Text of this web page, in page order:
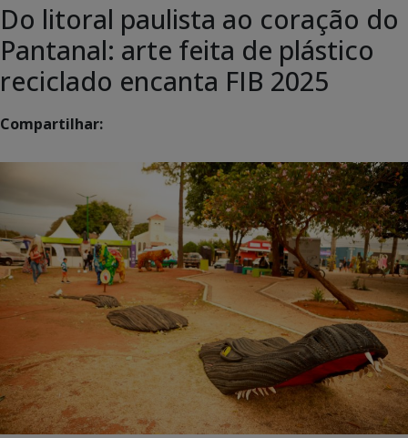
Do litoral paulista ao coração do
Pantanal: arte feita de plástico
reciclado encanta FIB 2025
Compartilhar: